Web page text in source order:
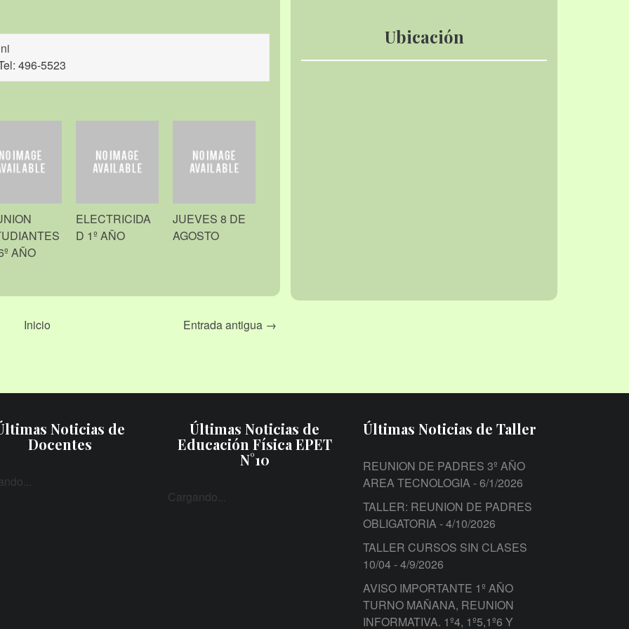
496-5523
AÑO
ELECTRICIDA
D 1º AÑO
JUEVES 8 DE
AGOSTO
Entrada antigua →
Inicio
Ubicación
Noticias de
Docentes
Últimas Noticias de
Educación Física EPET
N°10
Cargando...
Últimas Noticias de Taller
REUNION DE PADRES 3º AÑO
AREA TECNOLOGIA- 6/1/2026
TALLER: REUNION DE PADRES
OBLIGATORIA- 4/10/2026
TALLER CURSOS SIN CLASES
10/04- 4/9/2026
AVISO IMPORTANTE 1º AÑO
TURNO MAÑANA, REUNION
INFORMATIVA. 1º4, 1º5,1º6 Y